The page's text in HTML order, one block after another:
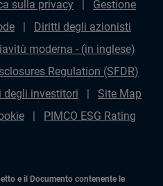
sulla privacy
Gestione
Diritti degli azionisti
moderna - (in inglese)
Regulation (SFDR)
degli investitori
Site Map
PIMCO ESG Rating
e il Documento contenente le